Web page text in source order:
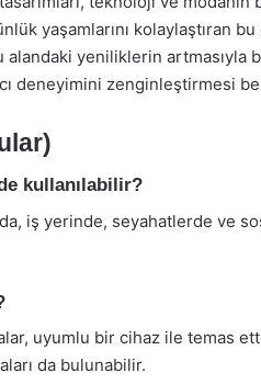
yaşamlarını kolaylaştıran
yeniliklerin artmasıyla
deneyimini zenginleştirmesi
kullanılabilir?
iş yerinde, seyahatlerde ve
uyumlu bir cihaz ile temas
da bulunabilir.